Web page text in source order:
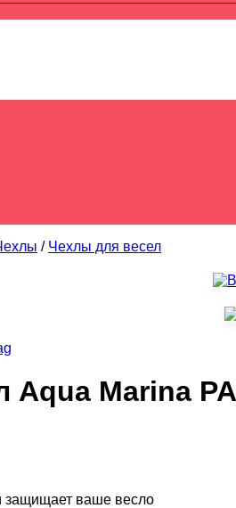
/ Чехлы для весел
Aqua Marina
защищает ваше весло